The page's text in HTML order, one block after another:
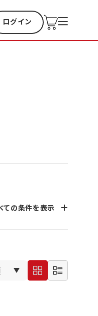
ログイン
入り 過去購入
ての条件を表示